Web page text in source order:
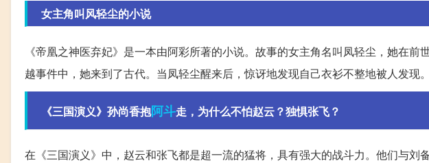
女主角叫风轻尘的小说
《帝凰之神医弃妃》是一本由阿彩所著的小说。故事的女主角名叫凤轻尘，她在
越事件中，她来到了古代。当凤轻尘醒来后，惊讶地发现自己衣衫不整地被人发现。
《三国演义》孙尚香抱阿斗走，为什么不怕赵云？独惧张飞？
在《三国演义》中，赵云和张飞都是超一流的猛将，具有强大的战斗力。他们与刘